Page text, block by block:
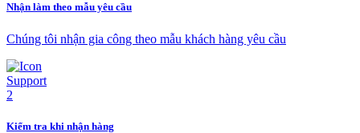
Nhận làm theo mẫu yêu cầu
Chúng tôi nhận gia công theo mẫu khách hàng yêu cầu
Kiểm tra khi nhận hàng